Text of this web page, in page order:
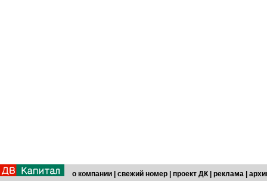
о компании свежий номер проект ДК реклама